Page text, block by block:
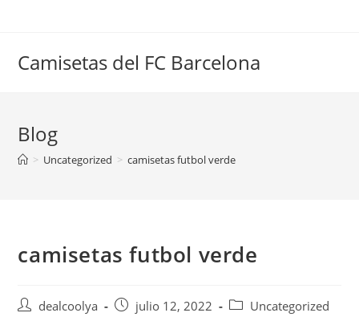
Camisetas del FC Barcelona
Blog
> Uncategorized > camisetas futbol verde
camisetas futbol verde
Autordealcoolya
Publicación
julio 12, 2022
Categoría
Uncategorized